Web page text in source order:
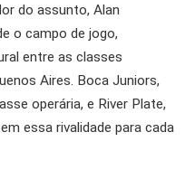
do assunto, Alan
o campo de jogo,
entre as classes
Aires. Boca Juniors,
operária, e River Plate,
essa rivalidade para cada